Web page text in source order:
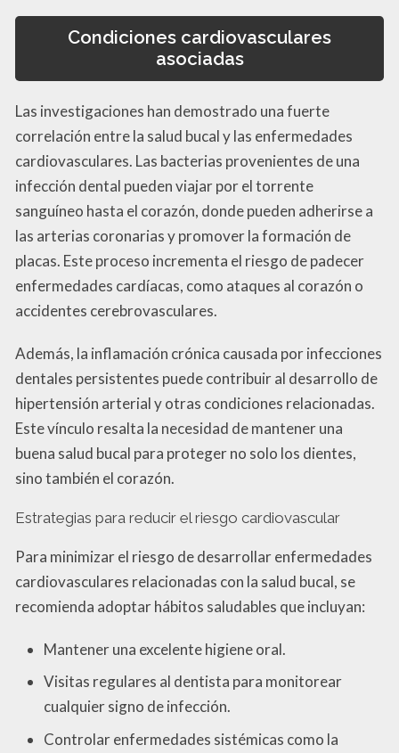
Condiciones cardiovasculares
asociadas
Las investigaciones han demostrado una fuerte
correlación entre la salud bucal y las enfermedades
cardiovasculares. Las bacterias provenientes de una
infección dental pueden viajar por el torrente
sanguíneo hasta el corazón, donde pueden adherirse a
las arterias coronarias y promover la formación de
placas. Este proceso incrementa el riesgo de padecer
enfermedades cardíacas, como ataques al corazón o
accidentes cerebrovasculares.
Además, la inflamación crónica causada por infecciones
dentales persistentes puede contribuir al desarrollo de
hipertensión arterial y otras condiciones relacionadas.
Este vínculo resalta la necesidad de mantener una
buena salud bucal para proteger no solo los dientes,
sino también el corazón.
Estrategias para reducir el riesgo cardiovascular
Para minimizar el riesgo de desarrollar enfermedades
cardiovasculares relacionadas con la salud bucal, se
recomienda adoptar hábitos saludables que incluyan:
Mantener una excelente higiene oral.
Visitas regulares al dentista para monitorear
cualquier signo de infección.
Controlar enfermedades sistémicas como la